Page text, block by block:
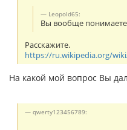
Leopold65:
Вы вообще
Расскажите.
https://ru.wikipedia.org/wiki/
На какой мой вопрос Вы
qwerty123456789: